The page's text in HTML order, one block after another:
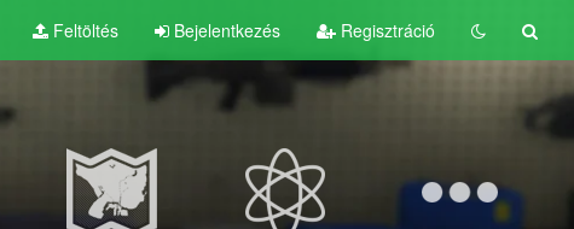
Feltöltés Bejelentkezés Regisztráció